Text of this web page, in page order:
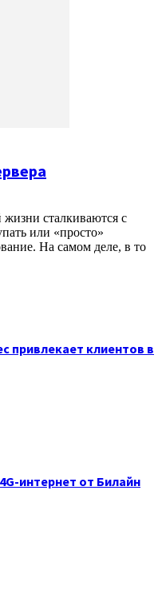
сталкиваются с
или «просто»
На самом деле, в то
привлекает клиентов в
интернет от Билайн